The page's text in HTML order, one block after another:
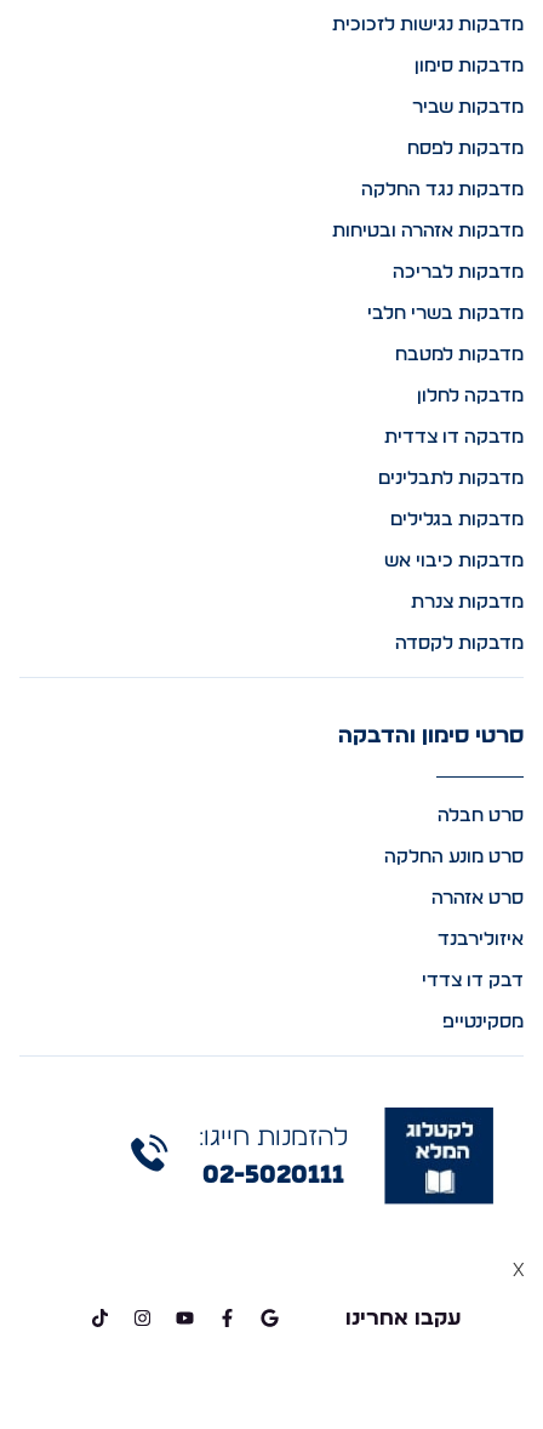
מדבקות נגישות לזכוכית
מדבקות סימון
מדבקות שביר
מדבקות לפסח
מדבקות נגד החלקה
מדבקות אזהרה ובטיחות
מדבקות לבריכה
מדבקות בשרי חלבי
מדבקות למטבח
מדבקה לחלון
מדבקה דו צדדית
מדבקות לתבלינים
מדבקות בגלילים
מדבקות כיבוי אש
מדבקות צנרת
מדבקות לקסדה
סרטי סימון והדבקה
סרט חבלה
סרט מונע החלקה
סרט אזהרה
איזולירבנד
דבק דו צדדי
מסקינטייפ
להזמנות חייגו:
02-5020111
עקבו אחרינו
x